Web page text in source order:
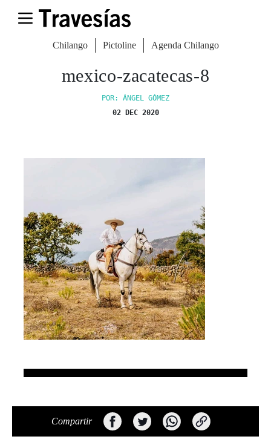
Chilango Pictoline Agenda Chilango
mexico-zacatecas-8
POR: ÁNGEL GÓMEZ
02 DEC 2020
Compartir